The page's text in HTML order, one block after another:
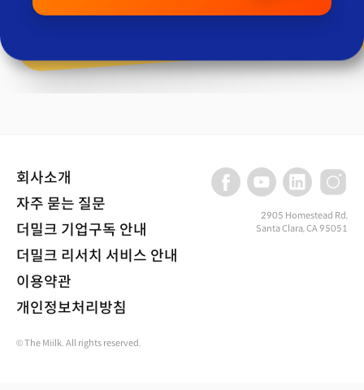
회사소개
자주 묻는 질문
더밀크 기업구독 안내
더밀크 리서치 서비스 안내
이용약관
개인정보처리방침
2905 Homestead Rd,
Santa Clara, CA 95051
© The Miilk. All rights reserved.